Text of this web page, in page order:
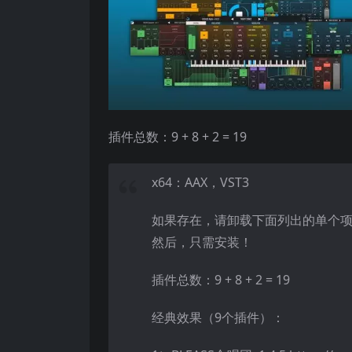
插件总数：9 + 8 + 2 = 19
x64：AAX，VST3
如果存在，请卸载下面列出的单个
然后，只需安装！
插件总数：9 + 8 + 2 = 19
经典效果（9个插件）：